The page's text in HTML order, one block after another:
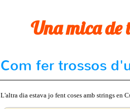
Una mica de
Com fer trossos
L'altra dia estava jo fent coses amb strings en